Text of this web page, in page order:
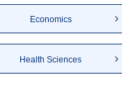
Economics
Health Sciences